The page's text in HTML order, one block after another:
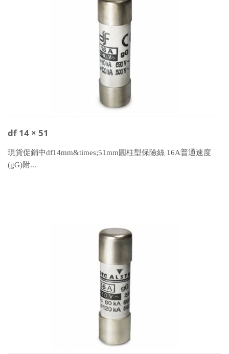
df 14 × 51
現貨促銷中df14mm&times;51mm圓柱型保險絲 16A普通速度
(gG)附...